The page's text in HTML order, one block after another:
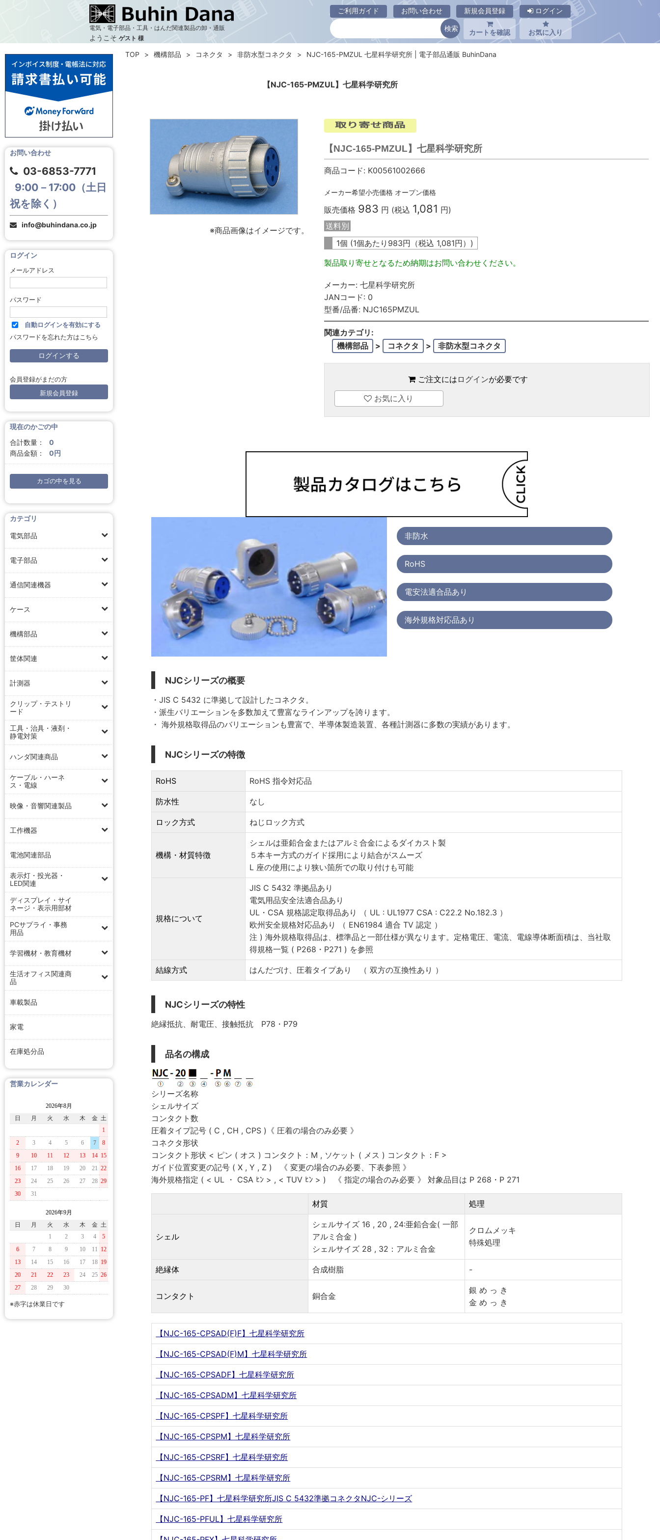
電気・電子部品・工具・はんだ関連製品の卸・通販
ようこそ ゲスト 様
ご利用ガイド お問い合わせ 新規会員登録 ログイン
カートを確認 お気に入り
【NJC-165-PMZUL】七星科学研究所
お問い合わせ
03-6853-7771
9:00－17:00（土日
祝を除く）
info@buhindana.co.jp
ログイン
メールアドレス
パスワード
自動ログインを有効にする
パスワードを忘れた方はこちら
会員登録がまだの方
新規会員登録
現在のかごの中
合計数量：
0
商品金額：
0円
カゴの中を見る
カテゴリ
電気部品
電子部品
通信関連機器
ケース
機構部品
筐体関連
計測器
クリップ・テストリ
ード
工具・治具・液剤・
静電対策
ハンダ関連商品
ケーブル・ハーネ
ス・電線
映像・音響関連製品
工作機器
電池関連部品
表示灯・投光器・
LED関連
ディスプレイ・サイ
ネージ・表示用部材
PCサプライ・事務
用品
学習機材・教育機材
生活オフィス関連商
品
車載製品
家電
在庫処分品
営業カレンダー
2026年8月
日
月 火 水 木 金 土
1
2
3 4 5 6 7
8
9
10 11 12 13 14 15
16
17 18 19 20 21 22
23
24 25 26 27 28 29
30
31
2026年9月
日
月 火 水 木 金 土
1
2 3 4
5
6
7 8 9 10 11 12
13
14 15 16 17 18 19
20
21 22 23 24 25 26
27
28 29 30
※赤字は休業日です
TOP 機構部品 コネクタ 非防水型コネクタ NJC-165-PMZUL 七星科学研究所 | 電子部品通販 BuhinDana
※商品画像はイメージです。
【NJC-165-PMZUL】七星科学研究所
商品コード: K00561002666
メーカー希望小売価格 オープン価格
販売価格 983 円 (税込 1,081 円)
送料別
1個 (1個あたり 983円（税込 1,081円）)
製品取り寄せとなるため納期はお問い合わせください。
メーカー: 七星科学研究所
JANコード: 0
型番/品番: NJC165PMZUL
関連カテゴリ:
機構部品
> コネクタ > 非防水型コネクタ
ご注文には ログインが必要です
お気に入り
非防水
RoHS
電安法適合品あり
海外規格対応品あり
NJCシリーズの概要
・JIS C 5432 に準拠して設計したコネクタ。
・派生バリエーションを多数加えて豊富なラインアップを誇ります。
・ 海外規格取得品のバリエーションも豊富で、半導体製造装置、各種計測器に多数の実績があります。
NJCシリーズの特徴
RoHS RoHS 指令対応品
防水性 なし
ロック方式 ねじロック方式
機構・材質特徴
シェルは亜鉛合金またはアルミ合金によるダイカスト製
５本キー方式のガイド採用により結合がスムーズ
L 座の使用により狭い箇所での取り付けも可能
規格について
JIS C 5432 準拠品あり
電気用品安全法適合品あり
UL・CSA 規格認定取得品あり （ UL : UL1977 CSA : C22.2 No.182.3 ）
欧州安全規格対応品あり （ EN61984 適合 TV 認定 ）
注 ) 海外規格取得品は、標準品と一部仕様が異なります。定格電圧、電流、電線導体断面積は、当社取
得規格一覧 ( P268・P271 ) を参照
結線方式 はんだづけ、圧着タイプあり （ 双方の互換性あり ）
NJCシリーズの特性
絶縁抵抗、耐電圧、接触抵抗 P78・P79
品名の構成
シリーズ名称
シェルサイズ
コンタクト数
圧着タイプ記号 ( C , CH , CPS )《 圧着の場合のみ必要 》
コネクタ形状
コンタクト形状 < ピン ( オス ) コンタクト：M , ソケット ( メス ) コンタクト：F >
ガイド位置変更の記号 ( X , Y , Z ) 《 変更の場合のみ必要、下表参照 》
海外規格指定 ( < UL ・ CSA ﾋﾝ > , < TUV ﾋﾝ > ) 《 指定の場合のみ必要 》 対象品目は P 268・P 271
材質 処理
シェル
シェルサイズ 16 , 20 , 24:亜鉛合金( 一部
アルミ合金 )
シェルサイズ 28 , 32：アルミ合金
クロムメッキ
特殊処理
絶縁体 合成樹脂 -
コンタクト 銅合金
銀 め っ き
金 め っ き
【NJC-165-CPSAD(F)F】七星科学研究所
【NJC-165-CPSAD(F)M】七星科学研究所
【NJC-165-CPSADF】七星科学研究所
【NJC-165-CPSADM】七星科学研究所
【NJC-165-CPSPF】七星科学研究所
【NJC-165-CPSPM】七星科学研究所
【NJC-165-CPSRF】七星科学研究所
【NJC-165-CPSRM】七星科学研究所
【NJC-165-PF】七星科学研究所JIS C 5432準拠コネクタNJC-シリーズ
【NJC-165-PFUL】七星科学研究所